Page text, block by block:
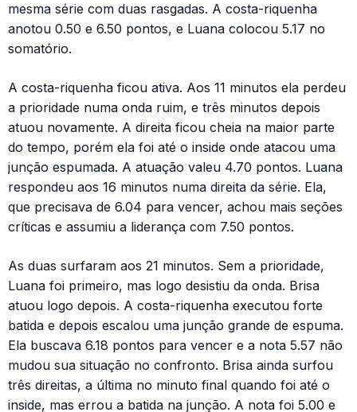
mesma série com duas rasgadas. A costa-riquenha
anotou 0.50 e 6.50 pontos, e Luana colocou 5.17 no
somatório.
A costa-riquenha ficou ativa. Aos 11 minutos ela perdeu
a prioridade numa onda ruim, e três minutos depois
atuou novamente. A direita ficou cheia na maior parte
do tempo, porém ela foi até o inside onde atacou uma
junção espumada. A atuação valeu 4.70 pontos. Luana
respondeu aos 16 minutos numa direita da série. Ela,
que precisava de 6.04 para vencer, achou mais seções
críticas e assumiu a liderança com 7.50 pontos.
As duas surfaram aos 21 minutos. Sem a prioridade,
Luana foi primeiro, mas logo desistiu da onda. Brisa
atuou logo depois. A costa-riquenha executou forte
batida e depois escalou uma junção grande de espuma.
Ela buscava 6.18 pontos para vencer e a nota 5.57 não
mudou sua situação no confronto. Brisa ainda surfou
três direitas, a última no minuto final quando foi até o
inside, mas errou a batida na junção. A nota foi 5.00 e